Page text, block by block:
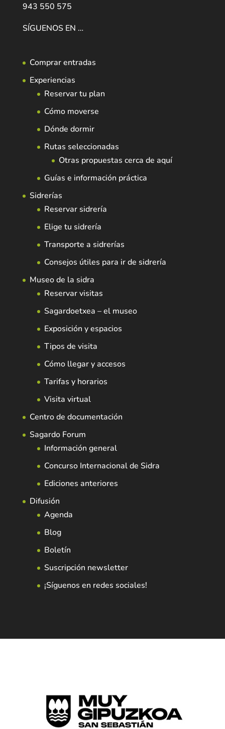
943 550 575
SÍGUENOS EN …
Comprar entradas
Experiencias
Reservar tu plan
Cómo moverse
Dónde dormir
Rutas seleccionadas
Otras propuestas cerca de aquí
Guías e información práctica
Sidrerías
Reservar sidrería
Elige tu sidrería
Transporte a sidrerías
Consejos útiles para ir de sidrería
Museo de la sidra
Reservar visitas
Sagardoetxea – el museo
Exposición y espacios
Tipos de visita
Cómo llegar y accesos
Tarifas y horarios
Visita virtual
Centro de documentación
Sagardo Forum
Información general
Concurso Internacional de Sidra
Ediciones anteriores
Difusión
Agenda
Blog
Boletín
Suscripción newsletter
¡Síguenos en redes sociales!